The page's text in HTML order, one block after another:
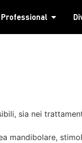
sia nei
mandibolare,